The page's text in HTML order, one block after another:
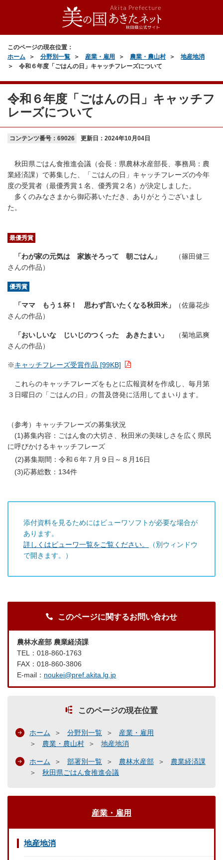
このページの現在位置：
ホーム
分野別一覧 産業・雇用 農業・農山村
地産地消
令和６年度「ごはんの日」キャッチフレーズについて
令和６年度「ごはんの日」キャッチフ
レーズについて
コンテンツ番号：69026 更新日： 2024年10月04日
秋田県ごはん食推進会議（会長：県農林水産部長、事務局：農
業経済課）で募集した、「ごはんの日」キャッチフレーズの今年
度の受賞者（最優秀賞１名、優秀賞２名）が決定しました。
多くのみなさまから御応募いただき、ありがとうございまし
た。
最優秀賞
「わが家の元気は 家族そろって 朝ごはん」
（篠田健三
さんの作品）
優秀賞
「ママ もう１杯！ 思わず言いたくなる秋田米」
（佐藤花歩
さんの作品）
「おいしいな じいじのつくった あきたまい」
（菊地凪爽
さんの作品）
※キャッチフレーズ受賞作品 [99KB]
これらのキャッチフレーズをもとに広報資材を作成し、毎月第
３日曜日の「ごはんの日」の普及啓発に活用してまいります。
（参考）キャッチフレーズの募集状況
(1)募集内容：ごはん食の大切さ、秋田米の美味しさを広く県民
に呼びかけるキャッチフレーズ
(2)募集期間：令和６年７月９日～８月16日
(3)応募総数：134件
添付資料を見るためにはビューワソフトが必要な場合が
あります。
詳しくはビューワ一覧をご覧ください。
（別ウィンドウ
で開きます。）
このページに関するお問い合わせ
農林水産部 農業経済課
TEL：018-860-1763
FAX：018-860-3806
E-mail： noukei@pref.akita.lg.jp
このページの現在位置
ホーム 分野別一覧
産業・雇用
農業・農山村
地産地消
ホーム 部署別一覧 農林水産部
農業経済課
秋田県ごはん食推進会議
産業・雇用
地産地消